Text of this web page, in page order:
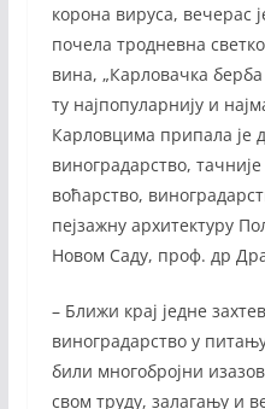
корона вируса, вечерас
почела тродневна
вина, „Карловачка
ту најпопуларнију и
Карловцима припала је
виноградарство,
воћарство,
пејзажну архитектуру
Новом Саду, проф. др
– Ближи крај једне
виноградарство у
били многобројни
свом труду, залагању и